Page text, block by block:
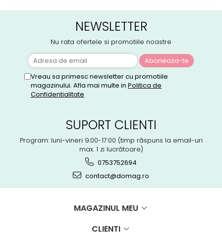
NEWSLETTER
Nu rata ofertele si promotiile noastre
Vreau sa primesc newsletter cu promotiile
magazinului. Afla mai multe in Politica de
Confidentialitate
SUPORT CLIENTI
Program: luni-vineri 9:00-17:00 (timp răspuns la email-uri
max. 1 zi lucrătoare)
0753752694
contact@domag.ro
MAGAZINUL MEU
CLIENTI